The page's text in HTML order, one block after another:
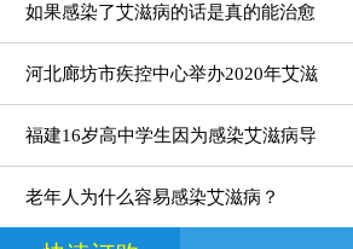
如果感染了艾滋病的话是真的能治愈
河北廊坊市疾控中心举办2020年艾滋
福建16岁高中学生因为感染艾滋病导
老年人为什么容易感染艾滋病？